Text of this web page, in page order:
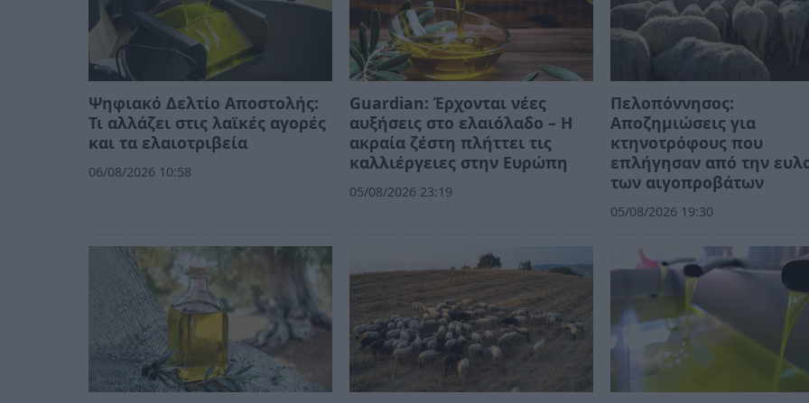
Ψηφιακό Δελτίο Αποστολής:
Τι αλλάζει στις λαϊκές αγορές
και τα ελαιοτριβεία
06/08/2026 10:58
Guardian: Έρχονται νέες
αυξήσεις στο ελαιόλαδο – Η
ακραία ζέστη πλήττει τις
καλλιέργειες στην Ευρώπη
05/08/2026 23:19
Πελοπόννησος:
Αποζημιώσεις για
κτηνοτρόφους που
επλήγησαν από την
των αιγοπροβάτων
05/08/2026 19:30